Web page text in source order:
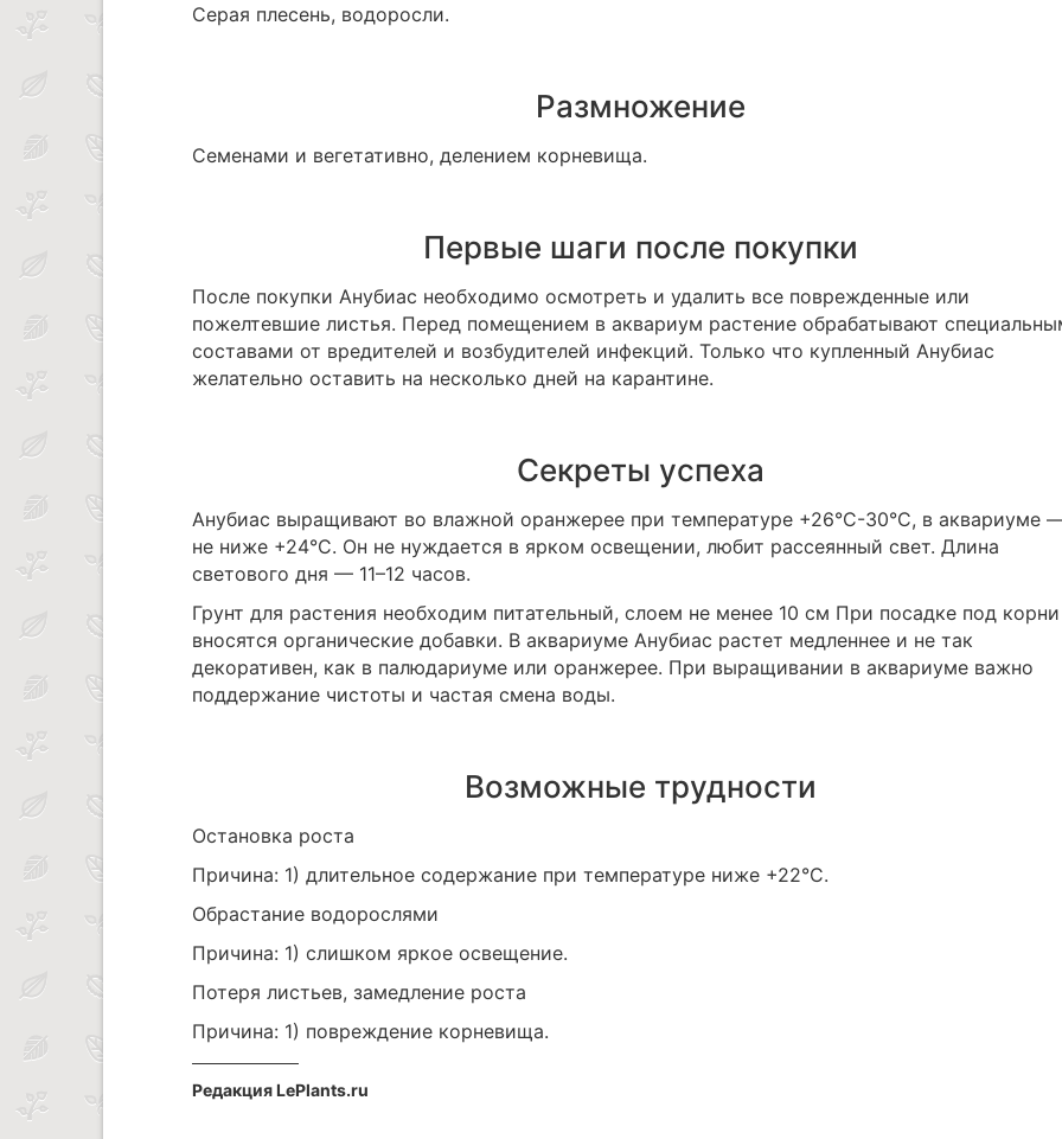
Серая плесень, водоросли.
Размножение
Семенами и вегетативно, делением корневища.
Первые шаги после покупки
После покупки Анубиас необходимо осмотреть и удалить все поврежденные или
пожелтевшие листья. Перед помещением в аквариум растение обрабатывают
составами от вредителей и возбудителей инфекций. Только что купленный Анубиас
желательно оставить на несколько дней на карантине.
Секреты успеха
Анубиас выращивают во влажной оранжерее при температуре +26°C-30°C, в аквариуме
не ниже +24°C. Он не нуждается в ярком освещении, любит рассеянный свет. Длина
светового дня — 11–12 часов.
Грунт для растения необходим питательный, слоем не менее 10 см При посадке под корни
вносятся органические добавки. В аквариуме Анубиас растет медленнее и не так
декоративен, как в палюдариуме или оранжерее. При выращивании в аквариуме важно
поддержание чистоты и частая смена воды.
Возможные трудности
Остановка роста
Причина: 1) длительное содержание при температуре ниже +22°C.
Обрастание водорослями
Причина: 1) слишком яркое освещение.
Потеря листьев, замедление роста
Причина: 1) повреждение корневища.
Редакция LePlants.ru